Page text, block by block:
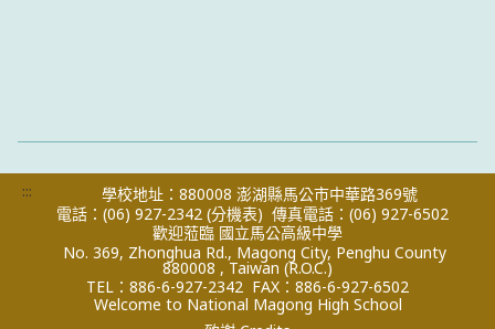
:::
學校地址：880008 澎湖縣馬公市中華路369號
電話：(06) 927-2342 (分機表) 傳真電話：(06) 927-6502
歡迎蒞臨 國立馬公高級中學
No. 369, Zhonghua Rd., Magong City, Penghu County
880008 , Taiwan (R.O.C.)
TEL：886-6-927-2342 FAX：886-6-927-6502
Welcome to National Magong High School